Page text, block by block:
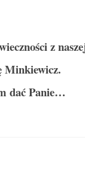
z
Minkiewicz.
dać Panie…